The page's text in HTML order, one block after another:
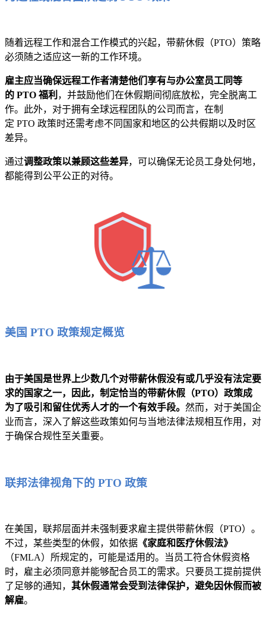
随着远程工作和混合工作模式的兴起，带薪休假（PTO）策略
必须随之适应这一新的工作环境。
雇主应当确保远程工作者清楚他们享有与办公室员工同等
的 PTO 福利 ，并鼓励他们在休假期间彻底放松，完全脱离工
作。此外，对于拥有全球远程团队的公司而言，在制
定 PTO 政策时还需考虑不同国家和地区的公共假期以及时区
差异。
通过调整政策以兼顾这些差异，可以确保无论员工身处何地，
都能得到公平公正的对待。
美国 PTO 政策规定概览
由于美国是世界上少数几个对带薪休假没有或几乎没有法定要
求的国家之一，因此，制定恰当的带薪休假（PTO）政策成
为了吸引和留住优秀人才的一个有效手段。 然而，对于美国企
业而言，深入了解这些政策如何与当地法律法规相互作用，对
于确保合规性至关重要。
联邦法律视角下的 PTO 政策
在美国，联邦层面并未强制要求雇主提供带薪休假（PTO）。
不过，某些类型的休假，如依据 《家庭和医疗休假法》
（FMLA）所规定的，可能是适用的。当员工符合休假资格
时，雇主必须同意并能够配合员工的需求。只要员工提前提供
了足够的通知， 其休假通常会受到法律保护，避免因休假而被
解雇。